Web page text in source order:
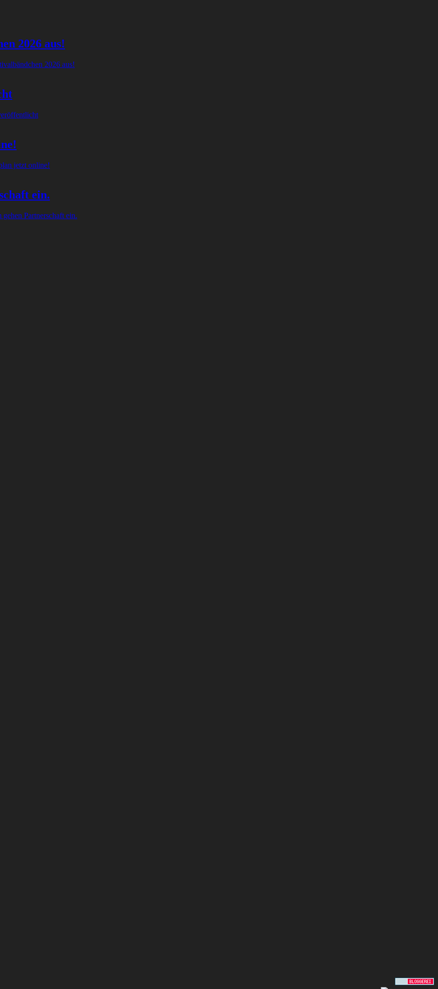
2026 aus!
2026 aus!
jetzt online!
ein.
Partnerschaft ein.